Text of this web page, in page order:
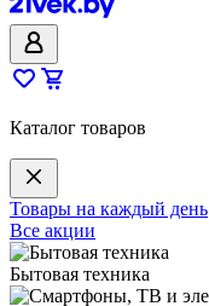
Каталог товаров
Товары на каждый день
Все акции
Бытовая техника